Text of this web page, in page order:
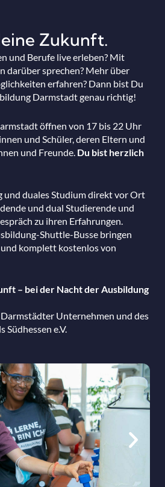
Zukunft.
und Berufe live erleben? Mit
darüber sprechen? Mehr über
erfahren? Dann bist Du
Darmstadt genau richtig!
öffnen von 17 bis 22 Uhr
und Schüler, deren Eltern und
und Freunde. Du bist herzlich
und duales Studium direkt vor Ort
und dual Studierende und
zu ihren Erfahrungen.
Shuttle-Busse bringen
komplett kostenlos von
– bei der Nacht der Ausbildung
Unternehmen und des
e.V.